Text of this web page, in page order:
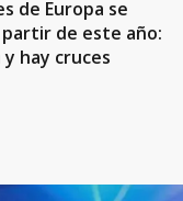
de Europa se
de este año:
hay cruces